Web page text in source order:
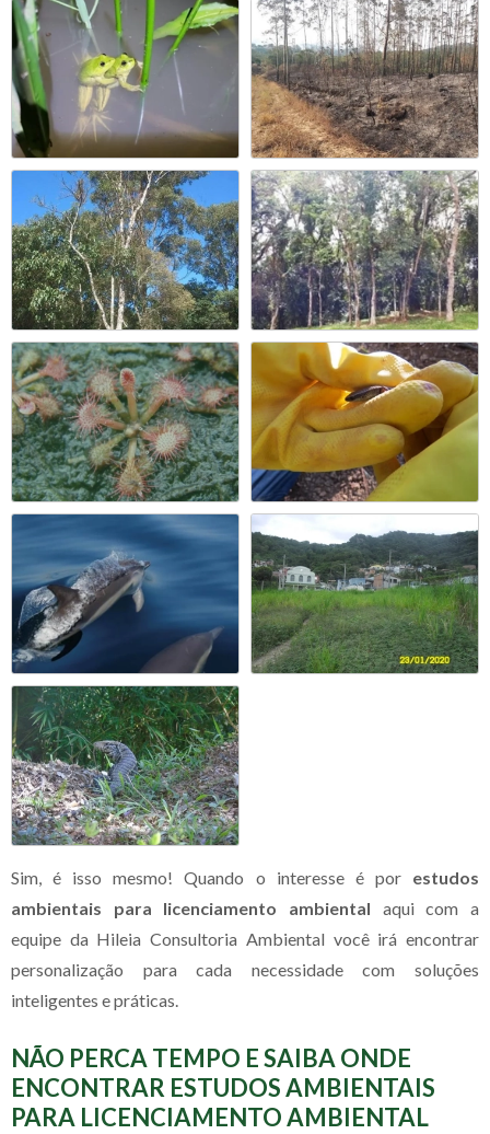
Sim, é isso mesmo! Quando o interesse é por estudos
ambientais para licenciamento ambiental aqui com a
equipe da Hileia Consultoria Ambiental você irá encontrar
personalização para cada necessidade com soluções
inteligentes e práticas.
NÃO PERCA TEMPO E SAIBA ONDE
ENCONTRAR ESTUDOS AMBIENTAIS
PARA LICENCIAMENTO AMBIENTAL